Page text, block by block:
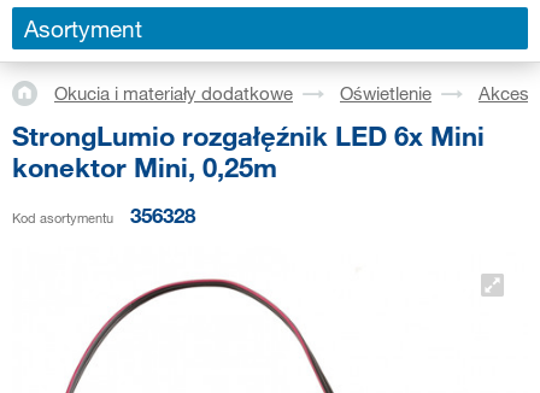
Asortyment
Okucia i materiały dodatkowe Oświetlenie
StrongLumio rozgałęźnik LED 6x Mini
konektor Mini, 0,25m
Kod asortymentu 356328